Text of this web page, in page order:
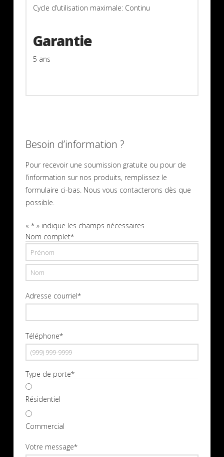
Cycle d’utilisation maximale: Continu
Garantie
5 ans
Besoin d’information ?
Pour recevoir une soumission gratuite ou pour de
l’information sur nos produits, remplissez le
formulaire ci-bas. Nous vous contacterons dès que
possible.
« *» indique les champs nécessaires
Nom complet*
Prénom
Adresse courriel*
Téléphone*
Type de porte*
Résidentiel
Commercial
Votre message*